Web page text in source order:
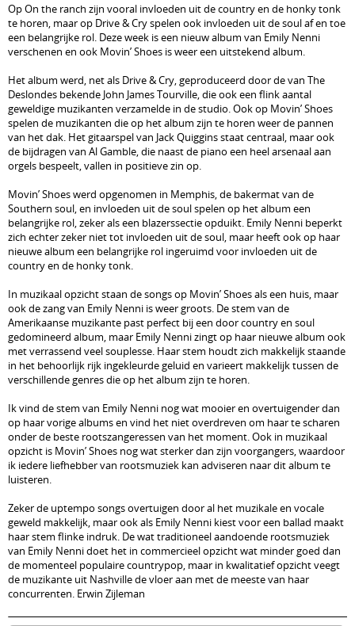
Op On the ranch zijn vooral invloeden uit de country en de honky tonk
te horen, maar op Drive & Cry spelen ook invloeden uit de soul af en toe
een belangrijke rol. Deze week is een nieuw album van Emily Nenni
verschenen en ook Movin’ Shoes is weer een uitstekend album.
Het album werd, net als Drive & Cry, geproduceerd door de van The
Deslondes bekende John James Tourville, die ook een flink aantal
geweldige muzikanten verzamelde in de studio. Ook op Movin’ Shoes
spelen de muzikanten die op het album zijn te horen weer de pannen
van het dak. Het gitaarspel van Jack Quiggins staat centraal, maar ook
de bijdragen van Al Gamble, die naast de piano een heel arsenaal aan
orgels bespeelt, vallen in positieve zin op.
Movin’ Shoes werd opgenomen in Memphis, de bakermat van de
Southern soul, en invloeden uit de soul spelen op het album een
belangrijke rol, zeker als een blazerssectie opduikt. Emily Nenni beperkt
zich echter zeker niet tot invloeden uit de soul, maar heeft ook op haar
nieuwe album een belangrijke rol ingeruimd voor invloeden uit de
country en de honky tonk.
In muzikaal opzicht staan de songs op Movin’ Shoes als een huis, maar
ook de zang van Emily Nenni is weer groots. De stem van de
Amerikaanse muzikante past perfect bij een door country en soul
gedomineerd album, maar Emily Nenni zingt op haar nieuwe album ook
met verrassend veel souplesse. Haar stem houdt zich makkelijk staande
in het behoorlijk rijk ingekleurde geluid en varieert makkelijk tussen de
verschillende genres die op het album zijn te horen.
Ik vind de stem van Emily Nenni nog wat mooier en overtuigender dan
op haar vorige albums en vind het niet overdreven om haar te scharen
onder de beste rootszangeressen van het moment. Ook in muzikaal
opzicht is Movin’ Shoes nog wat sterker dan zijn voorgangers, waardoor
ik iedere liefhebber van rootsmuziek kan adviseren naar dit album te
luisteren.
Zeker de uptempo songs overtuigen door al het muzikale en vocale
geweld makkelijk, maar ook als Emily Nenni kiest voor een ballad maakt
haar stem flinke indruk. De wat traditioneel aandoende rootsmuziek
van Emily Nenni doet het in commercieel opzicht wat minder goed dan
de momenteel populaire countrypop, maar in kwalitatief opzicht veegt
de muzikante uit Nashville de vloer aan met de meeste van haar
concurrenten. Erwin Zijleman